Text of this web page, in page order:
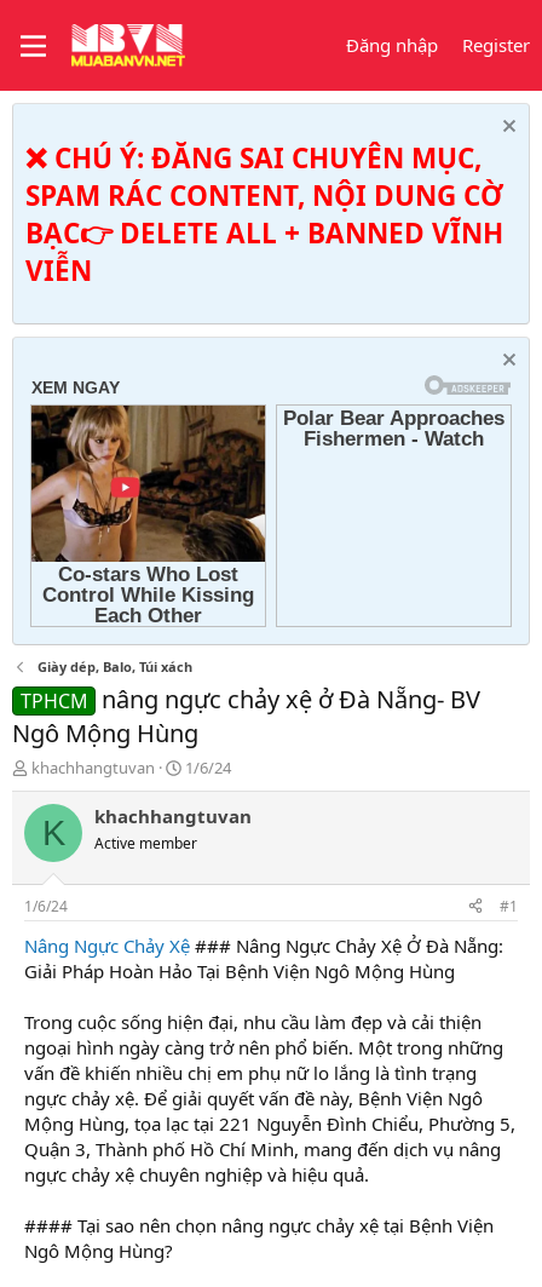
Đăng nhập Register
❌ CHÚ Ý: ĐĂNG SAI CHUYÊN MỤC,
SPAM RÁC CONTENT, NỘI DUNG CỜ
BẠC👉 DELETE ALL + BANNED VĨNH
VIỄN
Giày dép, Balo, Túi xách
TPHCM
nâng ngực chảy xệ ở Đà Nẵng- BV
Ngô Mộng Hùng
T
h
r
a
s
t
a
r
t
r
khachhangtuvan
N
g
à
y
g
1/6/24
K khachhangtuvan
Active member
1/6/24 #1
Nâng Ngực Chảy Xệ ### Nâng Ngực Chảy Xệ Ở Đà Nẵng:
Giải Pháp Hoàn Hảo Tại Bệnh Viện Ngô Mộng Hùng
Trong cuộc sống hiện đại, nhu cầu làm đẹp và cải thiện
ngoại hình ngày càng trở nên phổ biến. Một trong những
vấn đề khiến nhiều chị em phụ nữ lo lắng là tình trạng
ngực chảy xệ. Để giải quyết vấn đề này, Bệnh Viện Ngô
Mộng Hùng, tọa lạc tại 221 Nguyễn Đình Chiểu, Phường 5,
Quận 3, Thành phố Hồ Chí Minh, mang đến dịch vụ nâng
ngực chảy xệ chuyên nghiệp và hiệu quả.
#### Tại sao nên chọn nâng ngực chảy xệ tại Bệnh Viện
Ngô Mộng Hùng?